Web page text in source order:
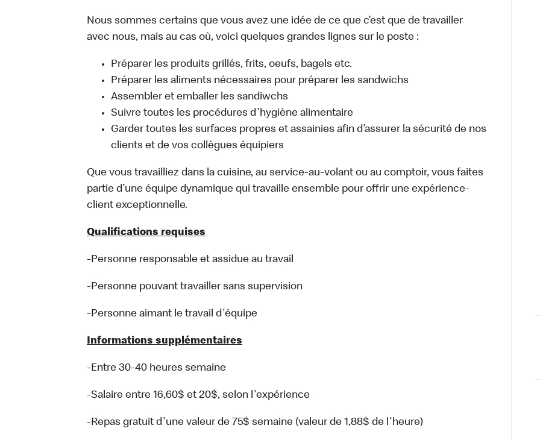
Santé et
Nous sommes certains que vous avez une idée de ce que c’est que de travailler
avec nous, mais au cas où, voici quelques grandes lignes sur le poste :
Préparer les produits grillés, frits, oeufs, bagels etc.
Préparer les aliments nécessaires pour préparer les sandwichs
Assembler et emballer les sandiwchs
Suivre toutes les procédures d'hygiène alimentaire
Garder toutes les surfaces propres et assainies afin d’assurer la sécurité de nos
clients et de vos collègues équipiers
Que vous travailliez dans la cuisine, au service-au-volant ou au comptoir, vous faites
partie d’une équipe dynamique qui travaille ensemble pour offrir une expérience-
client exceptionnelle.
Qualifications requises
-Personne responsable et assidue au travail
-Personne pouvant travailler sans supervision
-Personne aimant le travail d'équipe
Informations supplémentaires
-Entre 30-40 heures semaine
-Salaire entre 16,60$ et 20$, selon l'expérience
-Repas gratuit d'une valeur de 75$ semaine (valeur de 1,88$ de l'heure)